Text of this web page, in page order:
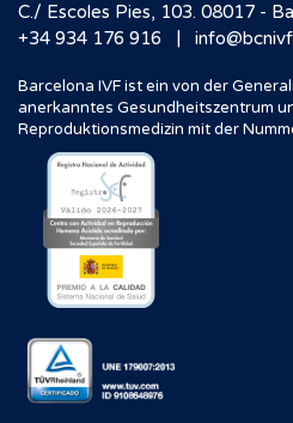
C./ Escoles Pies, 103. 08017 -
+34 934 176 916
|
Barcelona IVF ist ein von der
anerkanntes Gesundheitszentrum
Reproduktionsmedizin mit der